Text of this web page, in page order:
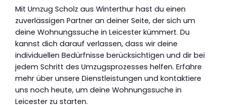
Mit Umzug Scholz aus Winterthur hast du einen
zuverlässigen Partner an deiner Seite, der sich um
deine Wohnungssuche in Leicester kümmert. Du
kannst dich darauf verlassen, dass wir deine
individuellen Bedürfnisse berücksichtigen und dir bei
jedem Schritt des Umzugsprozesses helfen. Erfahre
mehr über unsere Dienstleistungen und kontaktiere
uns noch heute, um deine Wohnungssuche in
Leicester zu starten.